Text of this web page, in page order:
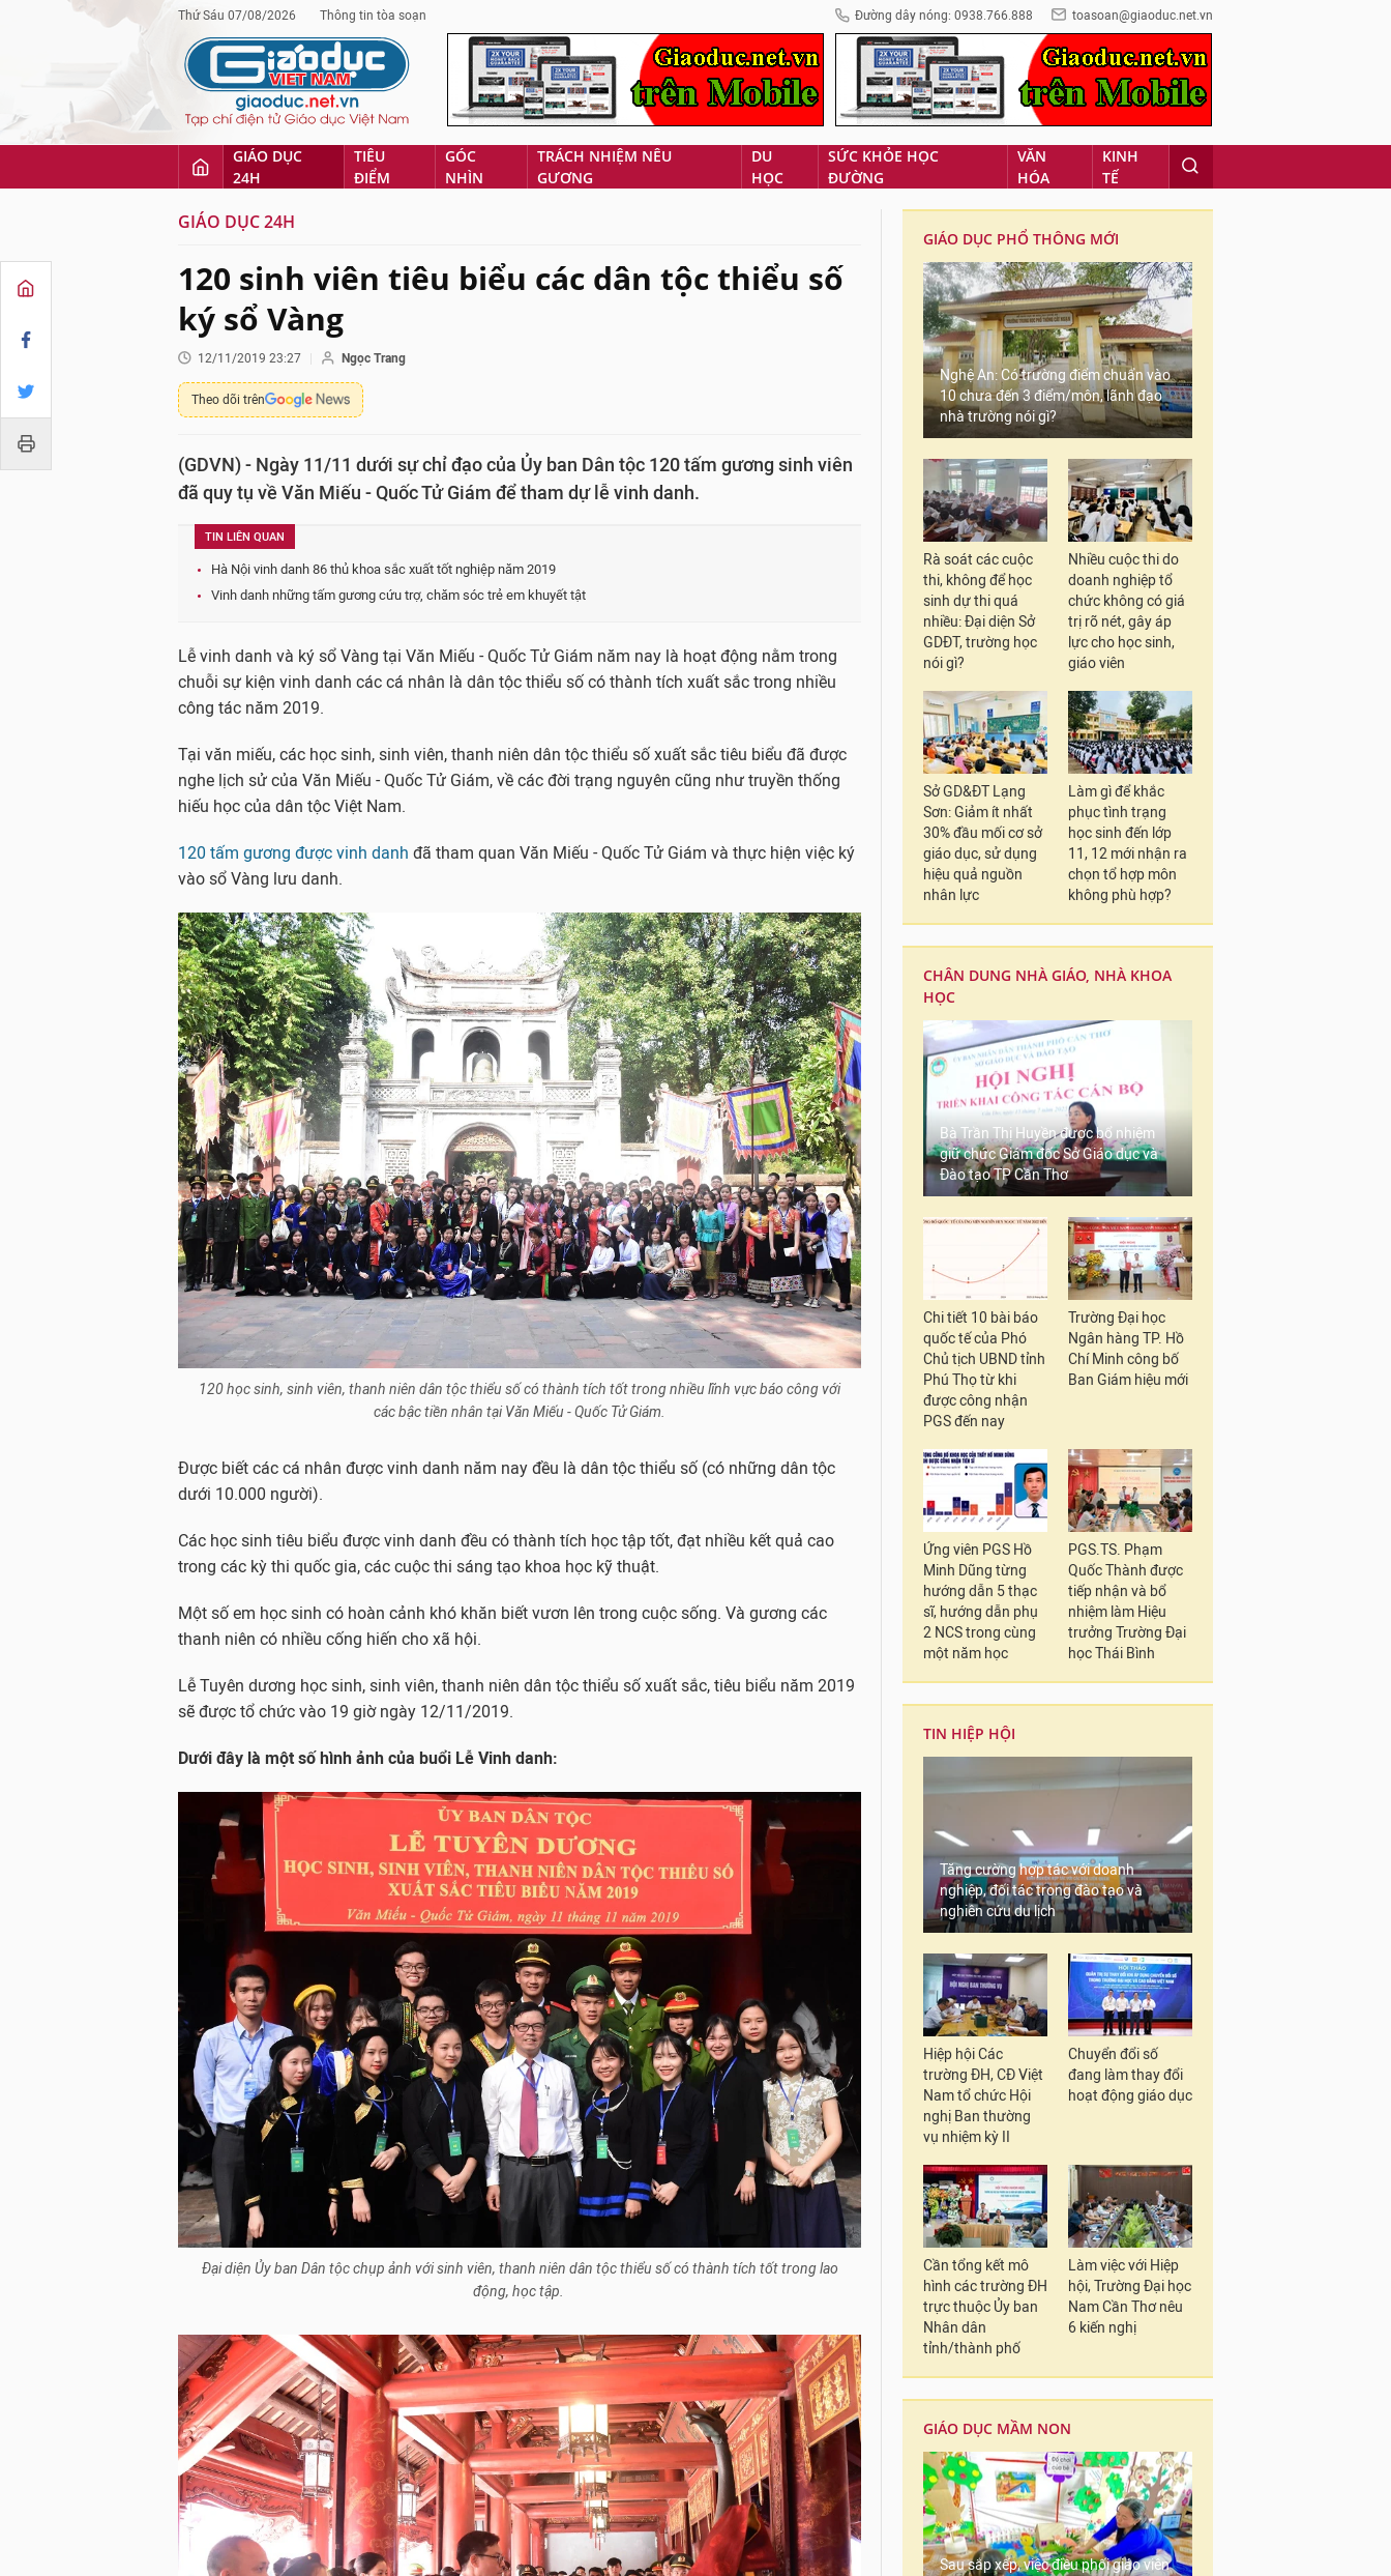
Thứ Sáu 07/08/2026 Thông tin tòa soạn Đường dây nóng: 0938.766.888 toasoan@giaoduc.net.vn
GIÁO DỤC
24H
TIÊU
ĐIỂM
GÓC
NHÌN
TRÁCH NHIỆM NÊU
GƯƠNG
DU
HỌC
SỨC KHỎE HỌC
ĐƯỜNG
VĂN
HÓA
KINH
TẾ
GIÁO DỤC 24H
120 sinh viên tiêu biểu các dân tộc thiểu số
ký sổ Vàng
12/11/2019 23:27 Ngọc Trang
Theo dõi trên
(GDVN) - Ngày 11/11 dưới sự chỉ đạo của Ủy ban Dân tộc 120 tấm gương sinh viên
đã quy tụ về Văn Miếu - Quốc Tử Giám để tham dự lễ vinh danh.
TIN LIÊN QUAN
Hà Nội vinh danh 86 thủ khoa sắc xuất tốt nghiệp năm 2019
Vinh danh những tấm gương cứu trợ, chăm sóc trẻ em khuyết tật
Lễ vinh danh và ký sổ Vàng tại Văn Miếu - Quốc Tử Giám năm nay là hoạt động nằm trong
chuỗi sự kiện vinh danh các cá nhân là dân tộc thiểu số có thành tích xuất sắc trong nhiều
công tác năm 2019.
Tại văn miếu, các học sinh, sinh viên, thanh niên dân tộc thiểu số xuất sắc tiêu biểu đã được
nghe lịch sử của Văn Miếu - Quốc Tử Giám, về các đời trạng nguyên cũng như truyền thống
hiếu học của dân tộc Việt Nam.
120 tấm gương được vinh danh đã tham quan Văn Miếu - Quốc Tử Giám và thực hiện việc ký
vào sổ Vàng lưu danh.
120 học sinh, sinh viên, thanh niên dân tộc thiểu số có thành tích tốt trong nhiều lĩnh vực báo công với
các bậc tiền nhân tại Văn Miếu - Quốc Tử Giám.
Được biết các cá nhân được vinh danh năm nay đều là dân tộc thiểu số (có những dân tộc
dưới 10.000 người).
Các học sinh tiêu biểu được vinh danh đều có thành tích học tập tốt, đạt nhiều kết quả cao
trong các kỳ thi quốc gia, các cuộc thi sáng tạo khoa học kỹ thuật.
Một số em học sinh có hoàn cảnh khó khăn biết vươn lên trong cuộc sống. Và gương các
thanh niên có nhiều cống hiến cho xã hội.
Lễ Tuyên dương học sinh, sinh viên, thanh niên dân tộc thiểu số xuất sắc, tiêu biểu năm 2019
sẽ được tổ chức vào 19 giờ ngày 12/11/2019.
Dưới đây là một số hình ảnh của buổi Lễ Vinh danh:
Đại diện Ủy ban Dân tộc chụp ảnh với sinh viên, thanh niên dân tộc thiểu số có thành tích tốt trong lao
động, học tập.
GIÁO DỤC PHỔ THÔNG MỚI
Nghệ An: Có trường điểm chuẩn vào
10 chưa đến 3 điểm/môn, lãnh đạo
nhà trường nói gì?
Rà soát các cuộc
thi, không để học
sinh dự thi quá
nhiều: Đại diện Sở
GDĐT, trường học
nói gì?
Nhiều cuộc thi do
doanh nghiệp tổ
chức không có giá
trị rõ nét, gây áp
lực cho học sinh,
giáo viên
Sở GD&ĐT Lạng
Sơn: Giảm ít nhất
30% đầu mối cơ sở
giáo dục, sử dụng
hiệu quả nguồn
nhân lực
Làm gì để khắc
phục tình trạng
học sinh đến lớp
11, 12 mới nhận ra
chọn tổ hợp môn
không phù hợp?
CHÂN DUNG NHÀ GIÁO, NHÀ KHOA
HỌC
Bà Trần Thị Huyền được bổ nhiệm
giữ chức Giám đốc Sở Giáo dục và
Đào tạo TP Cần Thơ
Chi tiết 10 bài báo
quốc tế của Phó
Chủ tịch UBND tỉnh
Phú Thọ từ khi
được công nhận
PGS đến nay
Trường Đại học
Ngân hàng TP. Hồ
Chí Minh công bố
Ban Giám hiệu mới
Ứng viên PGS Hồ
Minh Dũng từng
hướng dẫn 5 thạc
sĩ, hướng dẫn phụ
2 NCS trong cùng
một năm học
PGS.TS. Phạm
Quốc Thành được
tiếp nhận và bổ
nhiệm làm Hiệu
trưởng Trường Đại
học Thái Bình
TIN HIỆP HỘI
Tăng cường hợp tác với doanh
nghiệp, đối tác trong đào tạo và
nghiên cứu du lịch
Hiệp hội Các
trường ĐH, CĐ Việt
Nam tổ chức Hội
nghị Ban thường
vụ nhiệm kỳ II
Chuyển đổi số
đang làm thay đổi
hoạt động giáo dục
Cần tổng kết mô
hình các trường ĐH
trực thuộc Ủy ban
Nhân dân
tỉnh/thành phố
Làm việc với Hiệp
hội, Trường Đại học
Nam Cần Thơ nêu
6 kiến nghị
GIÁO DỤC MẦM NON
Sau sắp xếp, việc điều phối giáo viên